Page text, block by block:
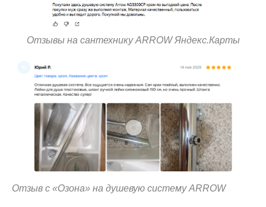
Отзывы на сантехнику ARROW Яндекс.Карты
Отзыв с «Озона» на душевую систему ARROW